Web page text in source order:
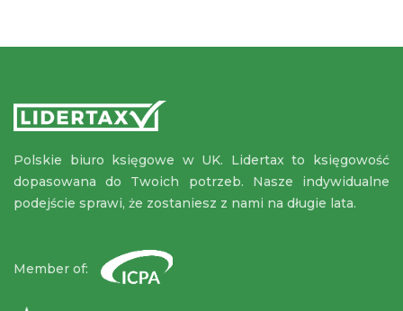
Polskie biuro księgowe w UK. Lidertax to księgowość
dopasowana do Twoich potrzeb. Nasze indywidualne
podejście sprawi, że zostaniesz z nami na długie lata.
Member of: